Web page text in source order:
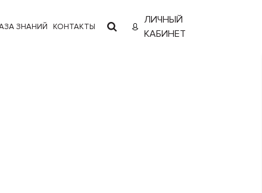
ЗНАНИЙ КОНТАКТЫ
ЛИЧНЫЙ
КАБИНЕТ